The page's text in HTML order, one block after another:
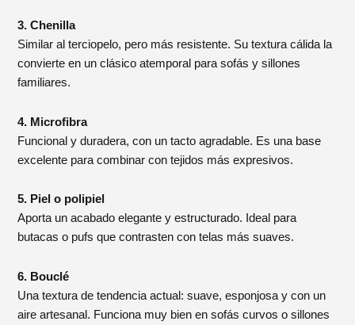
3. Chenilla
Similar al terciopelo, pero más resistente. Su textura cálida la
convierte en un clásico atemporal para sofás y sillones
familiares.
4. Microfibra
Funcional y duradera, con un tacto agradable. Es una base
excelente para combinar con tejidos más expresivos.
5. Piel o polipiel
Aporta un acabado elegante y estructurado. Ideal para
butacas o pufs que contrasten con telas más suaves.
6. Bouclé
Una textura de tendencia actual: suave, esponjosa y con un
aire artesanal. Funciona muy bien en sofás curvos o sillones